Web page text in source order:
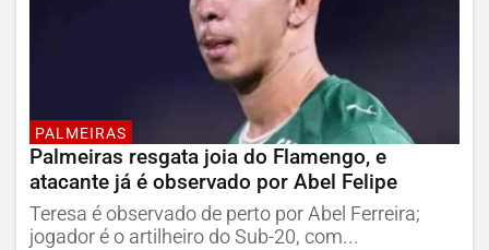
PALMEIRAS
Palmeiras resgata joia do Flamengo, e
atacante já é observado por Abel Felipe
Teresa é observado de perto por Abel Ferreira;
jogador é o artilheiro do Sub-20, com...